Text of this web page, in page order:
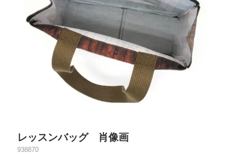
レッスンバッグ 肖像画
938870